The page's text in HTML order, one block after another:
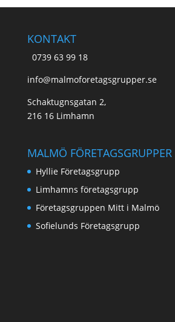
KONTAKT
0739 63 99 18
info@malmoforetagsgrupper.se
Schaktugnsgatan 2,
216 16 Limhamn
MALMÖ FÖRETAGSGRUPPER
Hyllie Företagsgrupp
Limhamns företagsgrupp
Företagsgruppen Mitt i Malmö
Sofielunds Företagsgrupp